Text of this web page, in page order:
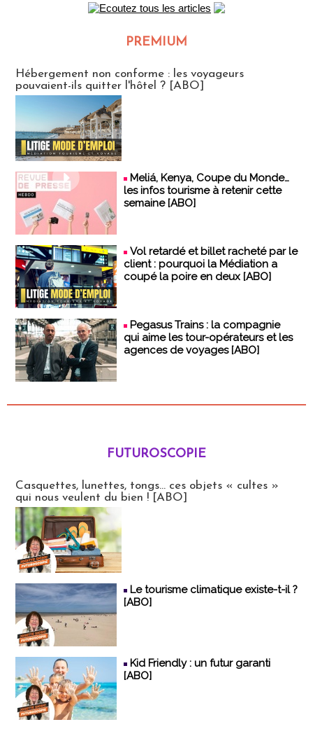
PREMIUM
Hébergement non conforme : les voyageurs
pouvaient-ils quitter l'hôtel ? [ABO]
Meliá, Kenya, Coupe du Monde…
les infos tourisme à retenir cette
semaine [ABO]
Vol retardé et billet racheté par le
client : pourquoi la Médiation a
coupé la poire en deux [ABO]
Pegasus Trains : la compagnie
qui aime les tour-opérateurs et les
agences de voyages [ABO]
FUTUROSCOPIE
Casquettes, lunettes, tongs... ces objets « cultes »
qui nous veulent du bien ! [ABO]
Le tourisme climatique existe-t-il ?
[ABO]
Kid Friendly : un futur garanti
[ABO]